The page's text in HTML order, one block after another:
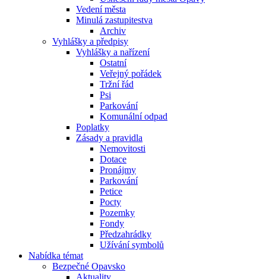
Vedení města
Minulá zastupitestva
Archiv
Vyhlášky a předpisy
Vyhlášky a nařízení
Ostatní
Veřejný pořádek
Tržní řád
Psi
Parkování
Komunální odpad
Poplatky
Zásady a pravidla
Nemovitosti
Dotace
Pronájmy
Parkování
Petice
Pocty
Pozemky
Fondy
Předzahrádky
Užívání symbolů
Nabídka témat
Bezpečné Opavsko